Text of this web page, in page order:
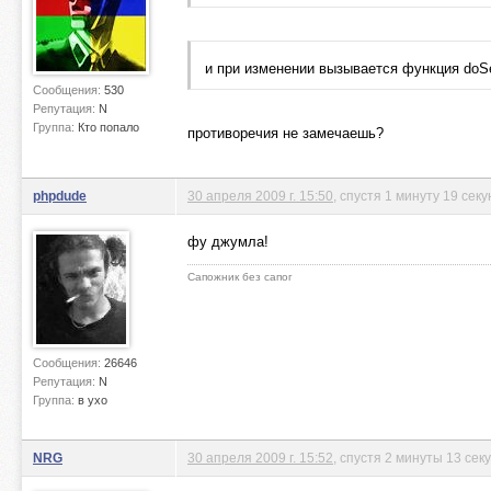
Сообщения: 530
Репутация: N
Группа: Кто попало
и при изменении вызывается функция
противоречия не замечаешь?
phpdude
Сообщения: 26646
Репутация: N
Группа: в ухо
30 апреля 2009 г. 15:50 , спустя 1 минуту 19
фу джумла!
Сапожник без сапог
NRG 30 апреля 2009 г. 15:52 , спустя 2 минуты 13